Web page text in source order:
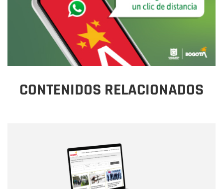
CONTENIDOS RELACIONADOS
Correo electrónico